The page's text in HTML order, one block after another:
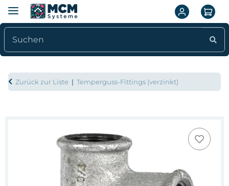
Zurück zur Liste Temperguss-Fittings (verzinkt)